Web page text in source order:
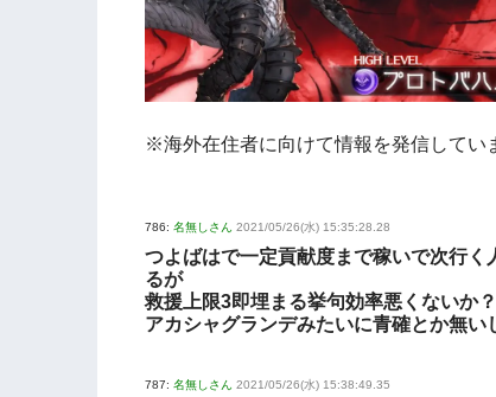
※海外在住者に向けて情報を発信してい
786: 名無しさん 2021/05/26(水) 15:35:28.28
つよばはで一定貢献度まで稼いで次行く
るが
救援上限3即埋まる挙句効率悪くないか？
アカシャグランデみたいに青確とか無い
787: 名無しさん 2021/05/26(水) 15:38:49.35